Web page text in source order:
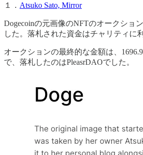
１． Atsuko Sato, Mirror
Dogecoinの元画像のNFTのオークショ
した。落札された資金はチャリティに
オークションの最終的な金額は、1696.9
で、落札したのはPleasrDAOでした。